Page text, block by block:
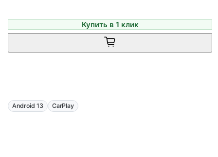
Купить в 1 клик
Android 13 CarPlay